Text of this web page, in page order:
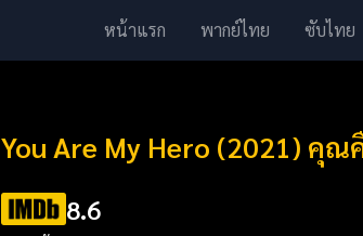
หน้าแรก พากย์ไทย ซับไทย
You Are My Hero (2021) คุ
8.6